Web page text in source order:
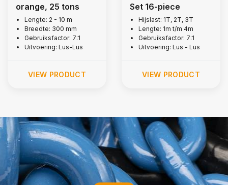
orange, 25 tons
Lengte: 2 - 10 m
Breedte: 300 mm
Gebruiksfactor: 7:1
Uitvoering: Lus-Lus
VIEW PRODUCT
Set 16-piece
Hijslast: 1T, 2T, 3T
Lengte: 1m t/m 4m
Gebruiksfactor: 7:1
Uitvoering: Lus - Lus
VIEW PRODUCT